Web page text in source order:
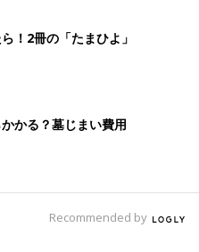
！2冊の「たまひよ」
かる？墓じまい費用
Recommended by